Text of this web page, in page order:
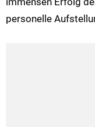
personelle